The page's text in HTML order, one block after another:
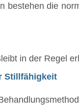
bestehen die
in der Regel
Stillfähigkeit